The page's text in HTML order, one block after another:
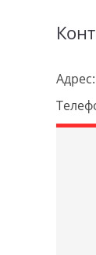
Адрес: